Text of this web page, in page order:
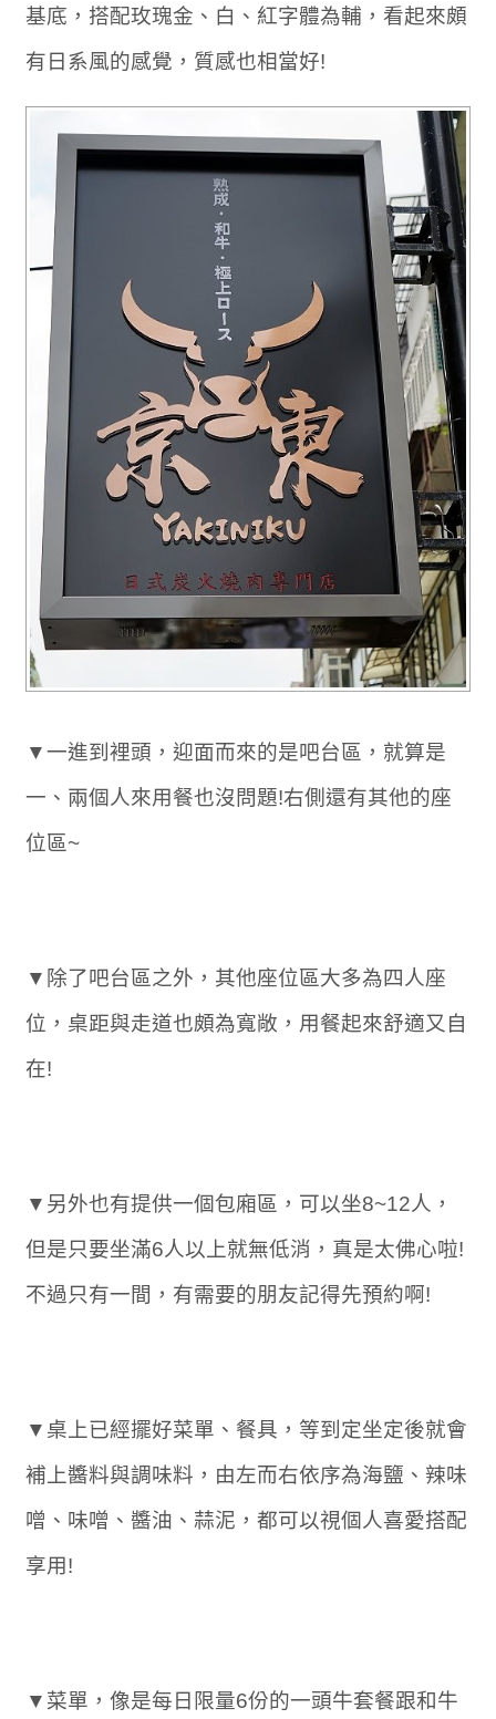
基底，搭配玫瑰金、白、紅字體為輔，看起來頗
有日系風的感覺，質感也相當好!
▼一進到裡頭，迎面而來的是吧台區，就算是
一、兩個人來用餐也沒問題!右側還有其他的座
位區~
▼除了吧台區之外，其他座位區大多為四人座
位，桌距與走道也頗為寬敞，用餐起來舒適又自
在!
▼另外也有提供一個包廂區，可以坐8~12人，
但是只要坐滿6人以上就無低消，真是太佛心啦!
不過只有一間，有需要的朋友記得先預約啊!
▼桌上已經擺好菜單、餐具，等到定坐定後就會
補上醬料與調味料，由左而右依序為海鹽、辣味
噌、味噌、醬油、蒜泥，都可以視個人喜愛搭配
享用!
▼菜單，像是每日限量6份的一頭牛套餐跟和牛